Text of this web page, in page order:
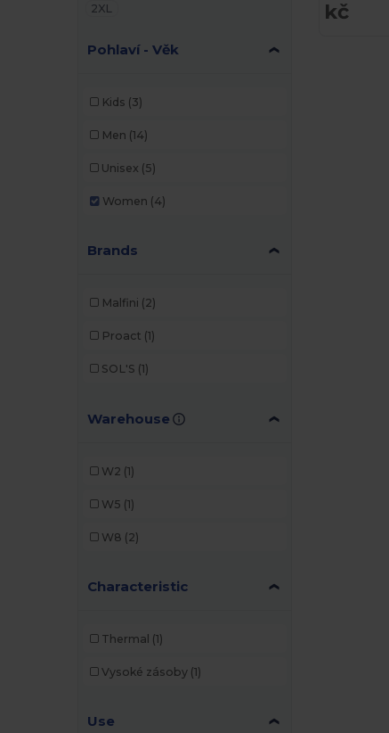
2XL
Pohlaví - Věk
Kids (3)
Men (14)
Unisex (5)
Women (4)
Brands
Malfini (2)
Proact (1)
SOL'S (1)
Warehouse
W2 (1)
W5 (1)
W8 (2)
Characteristic
Thermal (1)
Vysoké zásoby (1)
Use
kč